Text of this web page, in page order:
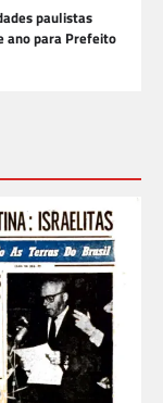
paulistas
ano para Prefeito